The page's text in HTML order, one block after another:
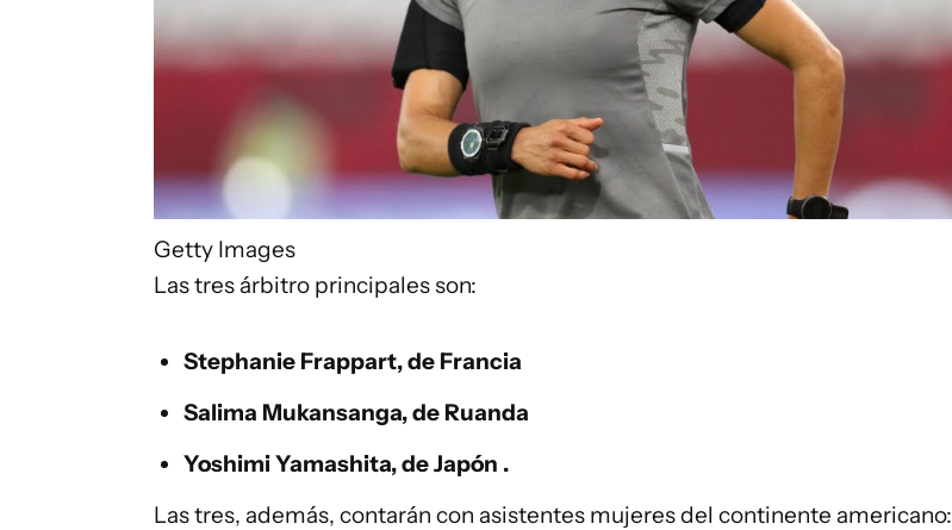
Getty Images
Las tres árbitro principales son:
Stephanie Frappart, de Francia
Salima Mukansanga, de Ruanda
Yoshimi Yamashita, de Japón .
Las tres, además, contarán con asistentes mujeres del continente americano: